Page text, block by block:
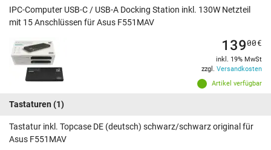
IPC-Computer USB-C / USB-A Docking Station inkl. 130W Netzteil
mit 15 Anschlüssen für Asus F551MAV
Artikel verfügbar
13900€
inkl. 19% MwSt
zzgl. Versandkosten
Tastaturen (1)
Tastatur inkl. Topcase DE (deutsch) schwarz/schwarz original für
Asus F551MAV